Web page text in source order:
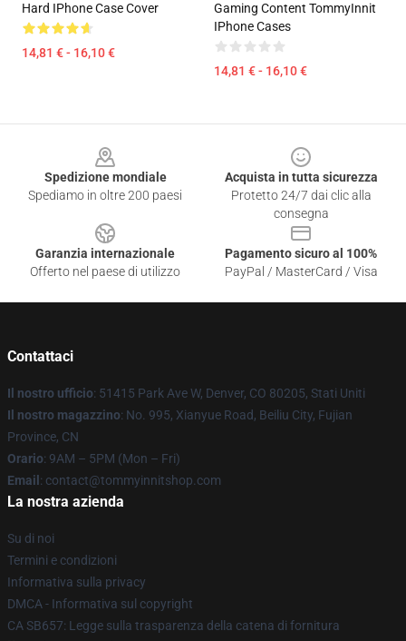
Hard IPhone Case Cover
14,81 € - 16,10 €
Gaming Content TommyInnit
IPhone Cases
14,81 € - 16,10 €
Spedizione mondiale
Spediamo in oltre 200 paesi
Acquista in tutta sicurezza
Protetto 24/7 dai clic alla
consegna
Garanzia internazionale
Offerto nel paese di utilizzo
Pagamento sicuro al 100%
PayPal / MasterCard / Visa
Contattaci
Il nostro ufficio: 51415 Park Ave W, Denver, CO 80205, Stati Uniti
Il nostro magazzino: No. 995, Xianyue Road, Beiliu City, Fujian
Province, CN
Orario: 9AM – 5PM (Mon – Fri)
Email : contact@tommyinnitshop.com
La nostra azienda
Su di noi
Termini e condizioni
Informativa sulla privacy
DMCA - Informativa sul copyright
CA SB657: Legge sulla trasparenza della catena di fornitura